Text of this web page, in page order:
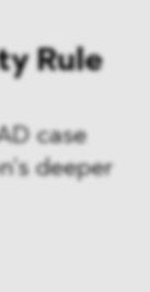
Rule
case
deeper